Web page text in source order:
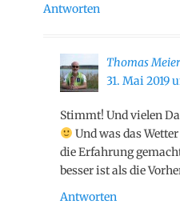
Antworten
Thomas Meier
31. Mai 2019
Stimmt! Und vielen
Und was das
die Erfahrung
besser ist als die
Antworten